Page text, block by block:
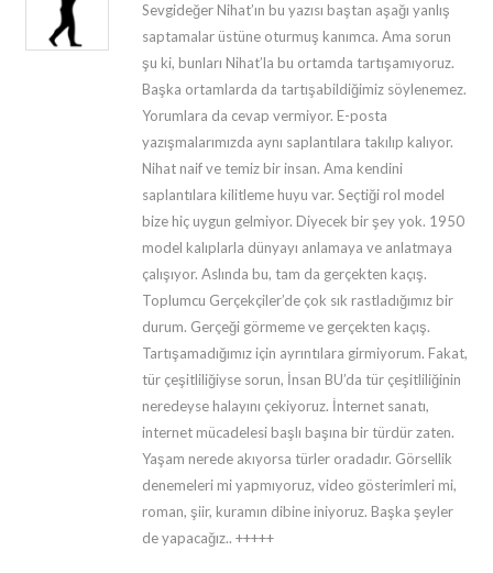
Sevgideğer Nihat’ın bu yazısı baştan aşağı yanlış
saptamalar üstüne oturmuş kanımca. Ama sorun
şu ki, bunları Nihat’la bu ortamda tartışamıyoruz.
Başka ortamlarda da tartışabildiğimiz söylenemez.
Yorumlara da cevap vermiyor. E-posta
yazışmalarımızda aynı saplantılara takılıp kalıyor.
Nihat naif ve temiz bir insan. Ama kendini
saplantılara kilitleme huyu var. Seçtiği rol model
bize hiç uygun gelmiyor. Diyecek bir şey yok. 1950
model kalıplarla dünyayı anlamaya ve anlatmaya
çalışıyor. Aslında bu, tam da gerçekten kaçış.
Toplumcu Gerçekçiler’de çok sık rastladığımız bir
durum. Gerçeği görmeme ve gerçekten kaçış.
Tartışamadığımız için ayrıntılara girmiyorum. Fakat,
tür çeşitliliğiyse sorun, İnsan BU’da tür çeşitliliğinin
neredeyse halayını çekiyoruz. İnternet sanatı,
internet mücadelesi başlı başına bir türdür zaten.
Yaşam nerede akıyorsa türler oradadır. Görsellik
denemeleri mi yapmıyoruz, video gösterimleri mi,
roman, şiir, kuramın dibine iniyoruz. Başka şeyler
de yapacağız.. +++++